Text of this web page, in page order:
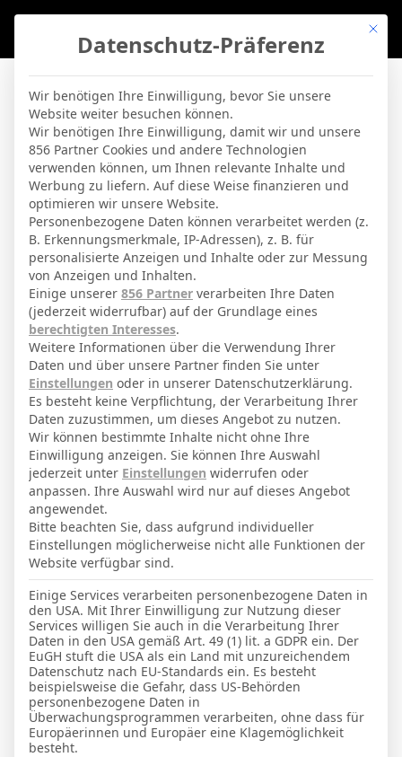
N. Maupay
Micha Sassie 19. April 2026
Voller Name Neal Maupay
Position Offensivspieler
Aktuelles Team Sevilla
Nationalität
Geburtsort
Versailles
Geburtstag 14. August 1996
Alter 29
Gewicht (kg) 69
Größe (cm) 173
GESAMTE STATISTIK
La Liga 2025-2026
6 5 1 454′ 1 1 (0)
LETZTE BEGEGNUNGEN
Datum Ergebnis
Mit
Datenschutz-Präferenz
Wir benötigen Ihre Einwilligung, bevor Sie unsere
Website weiter besuchen können.
Wir benötigen Ihre Einwilligung, damit wir und unsere
856 Partner Cookies und andere Technologien
verwenden können, um Ihnen relevante Inhalte und
Werbung zu liefern. Auf diese Weise finanzieren und
optimieren wir unsere Website.
Personenbezogene Daten können verarbeitet werden (z.
B. Erkennungsmerkmale, IP-Adressen), z. B. für
personalisierte Anzeigen und Inhalte oder zur Messung
von Anzeigen und Inhalten.
Einige unserer 856 Partner verarbeiten Ihre Daten
(jederzeit widerrufbar) auf der Grundlage eines
berechtigten Interesses.
Weitere Informationen über die Verwendung Ihrer
Daten und über unsere Partner finden Sie unter
Einstellungen oder in unserer Datenschutzerklärung.
Es besteht keine Verpflichtung, der Verarbeitung Ihrer
Daten zuzustimmen, um dieses Angebot zu nutzen.
Wir können bestimmte Inhalte nicht ohne Ihre
Einwilligung anzeigen. Sie können Ihre Auswahl
jederzeit unter Einstellungen widerrufen oder
anpassen. Ihre Auswahl wird nur auf dieses Angebot
angewendet.
Bitte beachten Sie, dass aufgrund individueller
Einstellungen möglicherweise nicht alle Funktionen der
Website verfügbar sind.
Einige Services verarbeiten personenbezogene Daten in
den USA. Mit Ihrer Einwilligung zur Nutzung dieser
Services willigen Sie auch in die Verarbeitung Ihrer
Daten in den USA gemäß Art. 49 (1) lit. a GDPR ein. Der
EuGH stuft die USA als ein Land mit unzureichendem
Datenschutz nach EU-Standards ein. Es besteht
beispielsweise die Gefahr, dass US-Behörden
personenbezogene Daten in
Überwachungsprogrammen verarbeiten, ohne dass für
Europäerinnen und Europäer eine Klagemöglichkeit
besteht.